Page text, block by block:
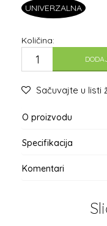
UNIVERZALNA
Količina:
Sačuvajte u listi
O proizvodu
Specifikacija
Komentari